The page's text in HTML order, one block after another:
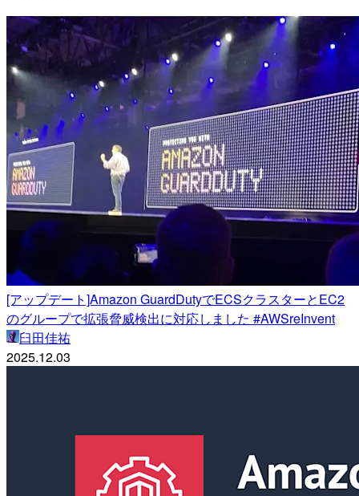
[アップデート]Amazon GuardDutyでECSクラスターとEC2
のグループで拡張脅威検出に対応しました #AWSreInvent
臼田佳祐
2025.12.03